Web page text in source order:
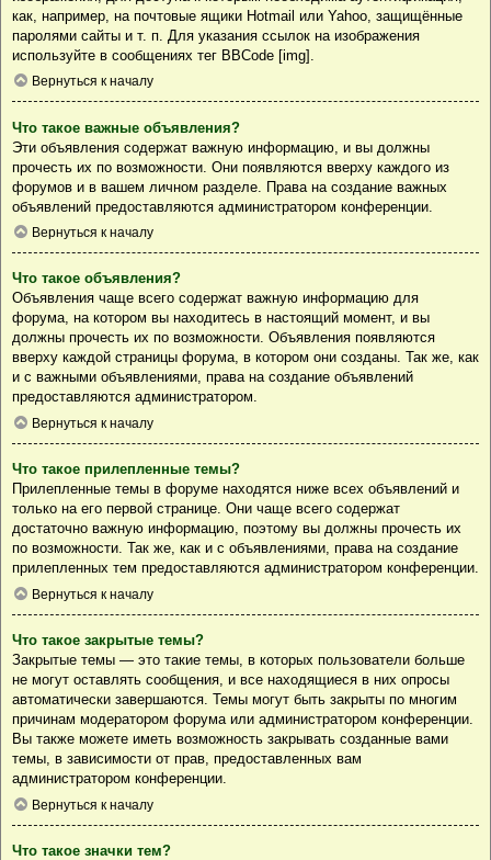
как, например, на почтовые ящики Hotmail или Yahoo, защищённые
паролями сайты и т. п. Для указания ссылок на изображения
используйте в сообщениях тег BBCode [img].
Вернуться к началу
Что такое важные объявления?
Эти объявления содержат важную информацию, и вы должны
прочесть их по возможности. Они появляются вверху каждого из
форумов и в вашем личном разделе. Права на создание важных
объявлений предоставляются администратором конференции.
Вернуться к началу
Что такое объявления?
Объявления чаще всего содержат важную информацию для
форума, на котором вы находитесь в настоящий момент, и вы
должны прочесть их по возможности. Объявления появляются
вверху каждой страницы форума, в котором они созданы. Так же, как
и с важными объявлениями, права на создание объявлений
предоставляются администратором.
Вернуться к началу
Что такое прилепленные темы?
Прилепленные темы в форуме находятся ниже всех объявлений и
только на его первой странице. Они чаще всего содержат
достаточно важную информацию, поэтому вы должны прочесть их
по возможности. Так же, как и с объявлениями, права на создание
прилепленных тем предоставляются администратором конференции.
Вернуться к началу
Что такое закрытые темы?
Закрытые темы — это такие темы, в которых пользователи больше
не могут оставлять сообщения, и все находящиеся в них опросы
автоматически завершаются. Темы могут быть закрыты по многим
причинам модератором форума или администратором конференции.
Вы также можете иметь возможность закрывать созданные вами
темы, в зависимости от прав, предоставленных вам
администратором конференции.
Вернуться к началу
Что такое значки тем?